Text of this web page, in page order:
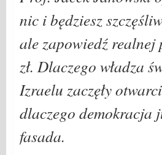
nic i będziesz
ale zapowiedź
zł. Dlaczego władza
Izraelu zaczęły
dlaczego demokracja
fasada.